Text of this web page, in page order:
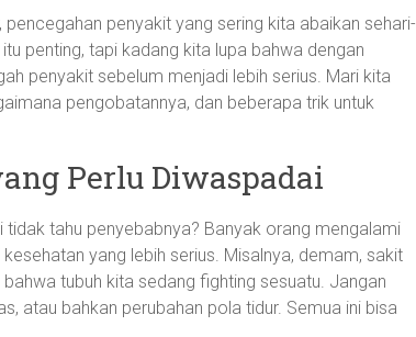
penyakit yang sering kita abaikan sehari-
penting, tapi kadang kita lupa bahwa dengan
penyakit sebelum menjadi lebih serius. Mari kita
pengobatannya, dan beberapa trik untuk
Perlu Diwaspadai
tahu penyebabnya? Banyak orang mengalami
yang lebih serius. Misalnya, demam, sakit
tubuh kita sedang fighting sesuatu. Jangan
atau bahkan perubahan pola tidur. Semua ini bisa